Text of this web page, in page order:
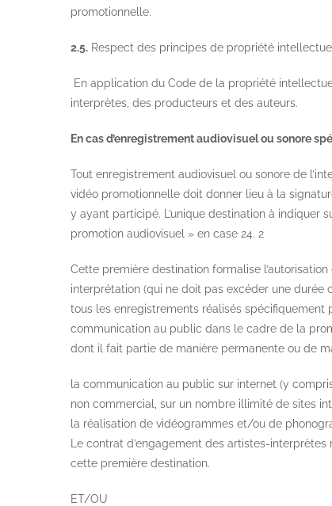
promotionnelle.
2.5. Respect des principes de propriété
En application du Code de la propriété
interprètes, des producteurs et des auteurs.
En cas d’enregistrement audiovisuel ou sonore
Tout enregistrement audiovisuel ou sonore de
vidéo promotionnelle doit donner lieu à la
y ayant participé. L’unique destination à
promotion audiovisuel » en case 24. 2
Cette première destination formalise
interprétation (qui ne doit pas excéder une durée
tous les enregistrements réalisés
communication au public dans le cadre de la
dont il fait partie de manière permanente ou de
la communication au public sur internet (y
non commercial, sur un nombre illimité de sites
la réalisation de vidéogrammes et/ou de
Le contrat d’engagement des artistes-
cette première destination.
ET/OU